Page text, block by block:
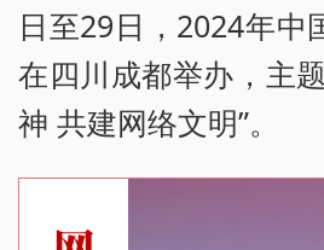
日至29日，2024年中
在四川成都举办，主
神 共建网络文明”。